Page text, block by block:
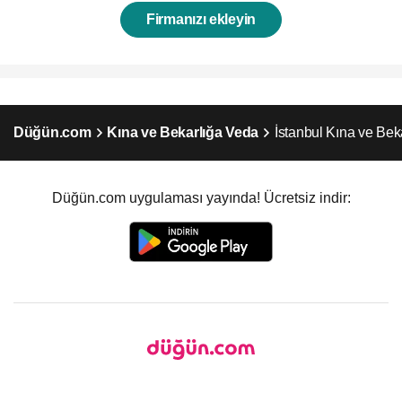
Firmanızı ekleyin
Düğün.com Kına ve Bekarlığa Veda İstanbul Kına ve
Düğün.com uygulaması yayında! Ücretsiz indir: